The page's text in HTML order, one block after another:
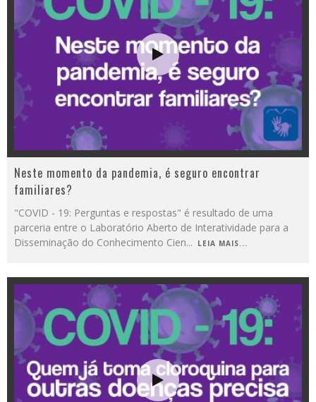
Neste momento da pandemia, é seguro encontrar
familiares?
"COVID - 19: Perguntas e respostas" é resultado de uma
parceria entre o Laboratório Aberto de Interatividade para a
Disseminação do Conhecimento Cien... LEIA MAIS...